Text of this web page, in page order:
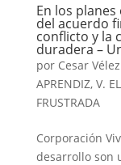
En los
del acuerdo
conflicto y la
duradera –
por Cesar Vélez
APRENDIZ, V.
FRUSTRADA
Corporación
desarrollo son